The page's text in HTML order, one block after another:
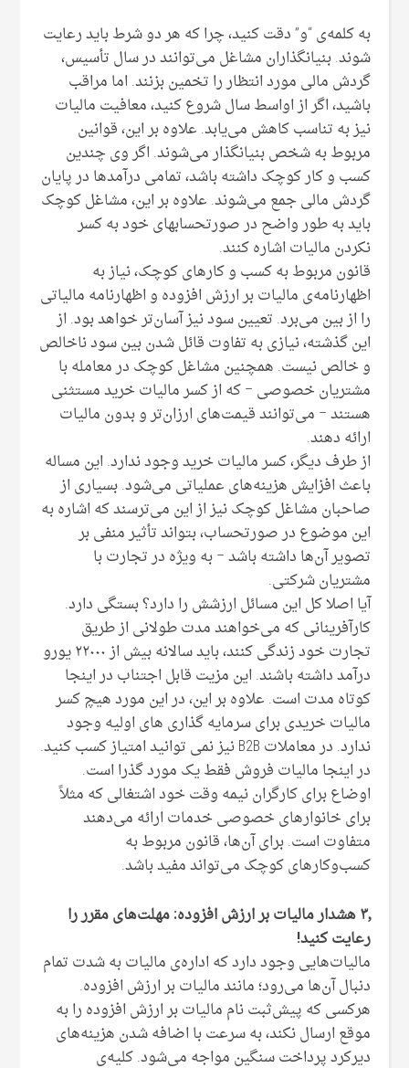
به کلمه‌ی “و” دقت کنید، چرا که هر دو شرط باید رعایت
شوند. بنیانگذاران مشاغل می‌توانند در سال تأسیس،
گردش مالی مورد انتظار را تخمین بزنند. اما مراقب
باشید، اگر از اواسط سال شروع کنید، معافیت مالیات
نیز به تناسب کاهش می‌یابد. علاوه بر این، قوانین
مربوط به شخص بنیانگذار می‌شوند. اگر وی چندین
کسب و کار کوچک داشته باشد، تمامی درآمدها در پایان
گردش مالی جمع می‌شوند. علاوه بر این، مشاغل کوچک
باید به طور واضح در صورتحسابهای خود به کسر
نکردن مالیات اشاره کنند.
قانون مربوط به کسب و کارهای کوچک، نیاز به
اظهارنامه‌ی مالیات بر ارزش افزوده و اظهارنامه مالیاتی
را از بین می‌برد. تعیین سود نیز آسان‌تر خواهد بود. از
این گذشته، نیازی به تفاوت قائل شدن بین سود ناخالص
و خالص نیست. همچنین مشاغل کوچک در معامله با
مشتریان خصوصی – که از کسر مالیات خرید مستثنی
هستند – می‌توانند قیمت‌های ارزان‌تر و بدون مالیات
ارائه دهند.
از طرف دیگر، کسر مالیات خرید وجود ندارد. این مساله
باعث افزایش هزینه‌های عملیاتی می‌شود. بسیاری از
صاحبان مشاغل کوچک نیز از این می‌ترسند که اشاره به
این موضوع در صورتحساب، بتواند تأثیر منفی بر
تصویر آن‌ها داشته باشد – به ویژه در تجارت با
مشتریان شرکتی.
آیا اصلا کل این مسائل ارزشش را دارد؟ بستگی دارد.
کارآفرینانی که می‌خواهند مدت طولانی از طریق
تجارت خود زندگی کنند، باید سالانه بیش از ۲۲۰۰۰ یورو
درآمد داشته باشند. این مزیت قابل اجتناب در اینجا
کوتاه مدت است. علاوه بر این، در این مورد هیچ کسر
مالیات خریدی برای سرمایه گذاری های اولیه وجود
ندارد. در معاملات B2B نیز نمی توانید امتیاز کسب کنید.
در اینجا مالیات فروش فقط یک مورد گذرا است.
اوضاع برای کارگران نیمه وقت خود اشتغالی که مثلاً
برای خانوارهای خصوصی خدمات ارائه می‌دهند
متفاوت است. برای آن‌ها، قانون مربوط به
کسب‌وکارهای کوچک می‌تواند مفید باشد.
۳٫ هشدار مالیات بر ارزش افزوده: مهلت‌های مقرر را
رعایت کنید!
مالیات‌هایی وجود دارد که اداره‌ی مالیات به شدت تمام
دنبال آن‌ها می‌رود؛ مانند مالیات بر ارزش افزوده.
هرکسی که پیش‌ثبت نام مالیات بر ارزش افزوده را به
موقع ارسال نکند، به سرعت با اضافه شدن هزینه‌های
دیرکرد پرداخت سنگین مواجه می‌شود. کلیه‌ی